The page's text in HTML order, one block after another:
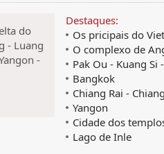
do
- Luang
-
Destaques:
Os pricipais do
O complexo de
Pak Ou - Kuang Si
Bangkok
Chiang Rai -
Yangon
Cidade dos
Lago de Inle